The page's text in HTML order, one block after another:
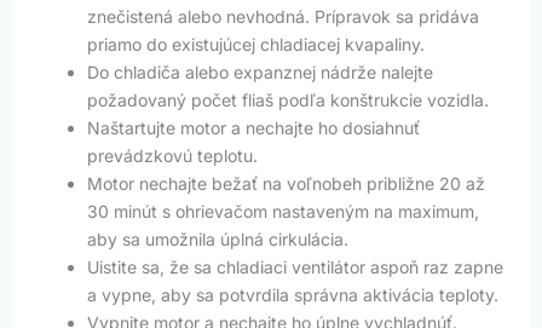
znečistená alebo nevhodná. Prípravok sa pridáva
priamo do existujúcej chladiacej kvapaliny.
Do chladiča alebo expanznej nádrže nalejte
požadovaný počet fliaš podľa konštrukcie vozidla.
Naštartujte motor a nechajte ho dosiahnuť
prevádzkovú teplotu.
Motor nechajte bežať na voľnobeh približne 20 až
30 minút s ohrievačom nastaveným na maximum,
aby sa umožnila úplná cirkulácia.
Uistite sa, že sa chladiaci ventilátor aspoň raz zapne
a vypne, aby sa potvrdila správna aktivácia teploty.
Vypnite motor a nechajte ho úplne vychladnúť.